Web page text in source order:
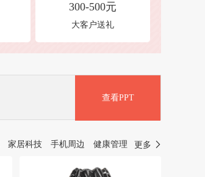
300-500元
大客户送礼
查看PPT
家居科技 手机周边 健康管理 更多